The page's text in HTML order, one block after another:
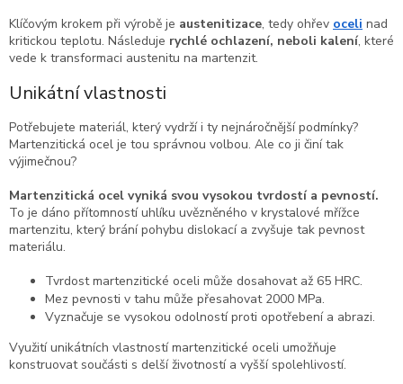
Klíčovým krokem při výrobě je austenitizace, tedy ohřev oceli nad
kritickou teplotu. Následuje rychlé ochlazení, neboli kalení, které
vede k transformaci austenitu na martenzit.
Unikátní vlastnosti
Potřebujete materiál, který vydrží i ty nejnáročnější podmínky?
Martenzitická ocel je tou správnou volbou. Ale co ji činí tak
výjimečnou?
Martenzitická ocel vyniká svou vysokou tvrdostí a pevností.
To je dáno přítomností uhlíku uvězněného v krystalové mřížce
martenzitu, který brání pohybu dislokací a zvyšuje tak pevnost
materiálu.
Tvrdost martenzitické oceli může dosahovat až 65 HRC.
Mez pevnosti v tahu může přesahovat 2000 MPa.
Vyznačuje se vysokou odolností proti opotřebení a abrazi.
Využití unikátních vlastností martenzitické oceli umožňuje
konstruovat součásti s delší životností a vyšší spolehlivostí.